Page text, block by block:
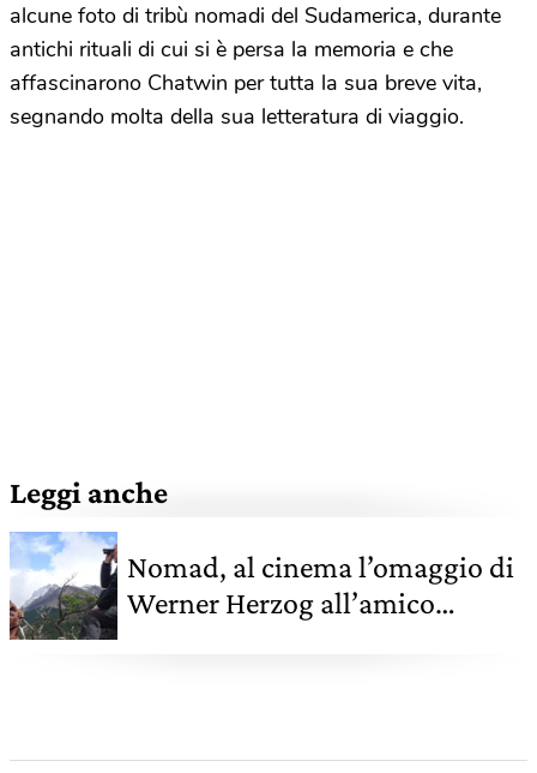
alcune foto di tribù nomadi del Sudamerica, durante
antichi rituali di cui si è persa la memoria e che
affascinarono Chatwin per tutta la sua breve vita,
segnando molta della sua letteratura di viaggio.
Leggi anche
Nomad, al cinema l’omaggio di
Werner Herzog all’amico